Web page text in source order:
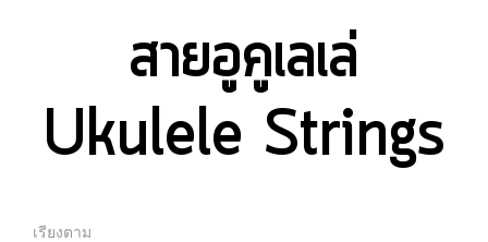
สายอูคูเลเล่
Ukulele Strings
เรียงตาม